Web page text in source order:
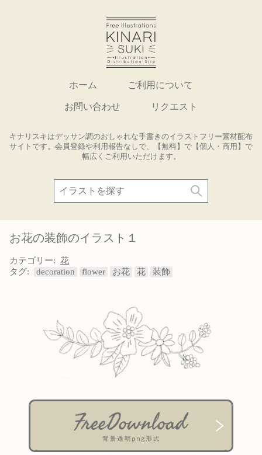
ホーム ご利用について
お問い合わせ リクエスト
キナリスキはデッサン調のおしゃれな手書きのイラストフリー素材配布
サイトです。会員登録や利用報告なしで、【無料】で【個人・商用】で
幅広くご利用いただけます。
お花の装飾のイラスト１
カテゴリー: 花
タグ:
decoration flower お花 花 装飾